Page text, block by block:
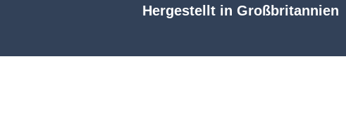
Hergestellt in